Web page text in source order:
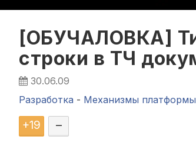
[ОБУЧАЛОВКА]
строки в ТЧ
30.06.09
Разработка - Механизмы
+19 –